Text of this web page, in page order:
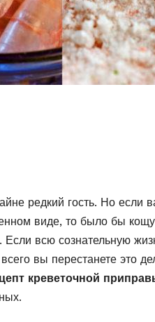
редкий гость. Но если
виде, то было бы
всю сознательную
вы перестанете это
креветочной